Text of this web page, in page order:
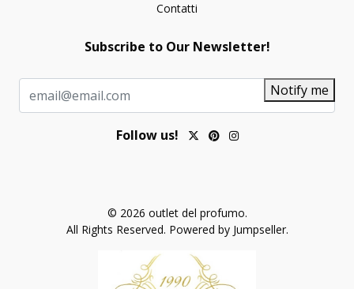
Contatti
Subscribe to Our Newsletter!
Notify me
Follow us!
© 2026 outlet del profumo.
All Rights Reserved. Powered by Jumpseller.